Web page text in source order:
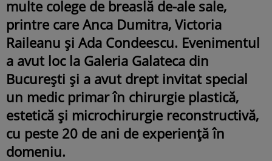
multe colege de breaslă de-ale sale,
printre care Anca Dumitra, Victoria
Raileanu și Ada Condeescu. Evenimentul
a avut loc la Galeria Galateca din
București și a avut drept invitat special
un medic primar în chirurgie plastică,
estetică și microchirurgie reconstructivă,
cu peste 20 de ani de experiență în
domeniu.